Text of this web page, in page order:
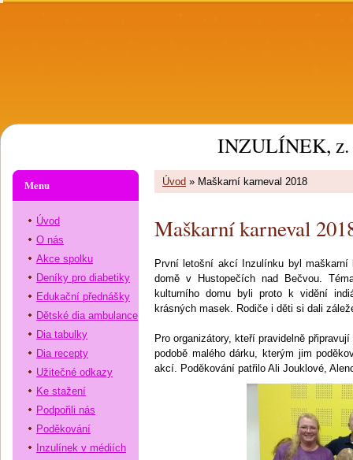
INZULÍNEK, z.
Úvod » Maškarní karneval 2018
Maškarní karneval
První letošní akcí Inzulínku byl
domě v Hustopečích nad Bečvou.
kulturního domu byli proto k vidění
krásných masek. Rodiče i děti si dali
Pro organizátory, kteří pravidelně
podobě malého dárku, kterým jim
akcí. Poděkování patřilo Ali Jouklové,
Menu
Úvod
O nás
Akce spolku
Deníky pro diabetiky
Edukační přednášky
Dětské dia ambulance
Dia tabulky
Dia recepty
Užitečné odkazy
Ke stažení
Podpořili nás
Poděkování
Inzulínek v médiích